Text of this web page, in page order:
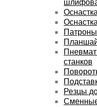
Патроны
станков
Резцы